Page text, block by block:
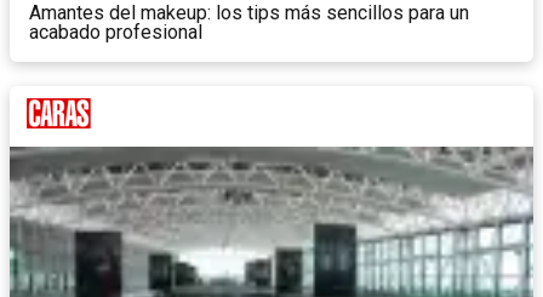
Amantes del makeup: los tips más sencillos para un
acabado profesional